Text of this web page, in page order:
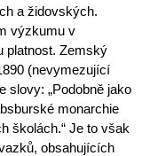
a židovských.
výzkumu v
platnost. Zemský
(nevymezující
slovy: „Podobně jako
monarchie
školách.“ Je to však
obsahujících